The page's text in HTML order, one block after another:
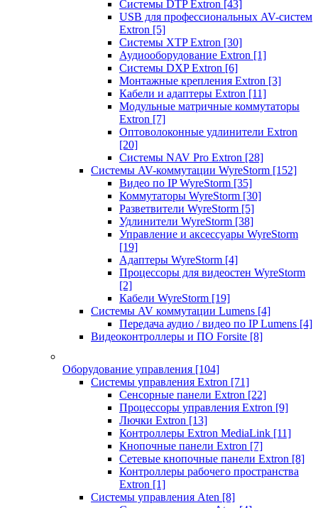
Системы DTP Extron [43]
USB для профессиональных AV-систем
Extron [5]
Системы XTP Extron [30]
Аудиооборудование Extron [1]
Системы DXP Extron [6]
Монтажные крепления Extron [3]
Кабели и адаптеры Extron [11]
Модульные матричные коммутаторы
Extron [7]
Оптоволоконные удлинители Extron
[20]
Системы NAV Pro Extron [28]
Системы AV-коммутации WyreStorm [152]
Видео по IP WyreStorm [35]
Коммутаторы WyreStorm [30]
Разветвители WyreStorm [5]
Удлинители WyreStorm [38]
Управление и аксессуары WyreStorm
[19]
Адаптеры WyreStorm [4]
Процессоры для видеостен WyreStorm
[2]
Кабели WyreStorm [19]
Системы AV коммутации Lumens [4]
Передача аудио / видео по IP Lumens [4]
Видеоконтроллеры и ПО Forsite [8]
Оборудование управления [104]
Системы управления Extron [71]
Сенсорные панели Extron [22]
Процессоры управления Extron [9]
Лючки Extron [13]
Контроллеры Extron MediaLink [11]
Кнопочные панели Extron [7]
Сетевые кнопочные панели Extron [8]
Контроллеры рабочего пространства
Extron [1]
Системы управления Aten [8]